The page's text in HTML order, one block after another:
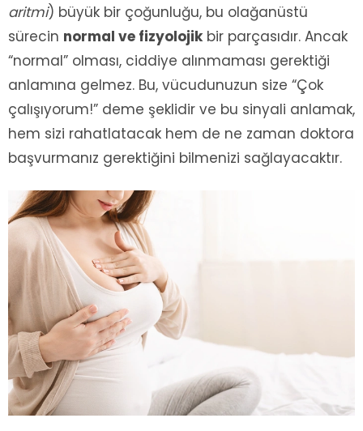
aritmi) büyük bir çoğunluğu, bu olağanüstü
sürecin normal ve fizyolojik bir parçasıdır. Ancak
“normal” olması, ciddiye alınmaması gerektiği
anlamına gelmez. Bu, vücudunuzun size “Çok
çalışıyorum!” deme şeklidir ve bu sinyali anlamak,
hem sizi rahatlatacak hem de ne zaman doktora
başvurmanız gerektiğini bilmenizi sağlayacaktır.